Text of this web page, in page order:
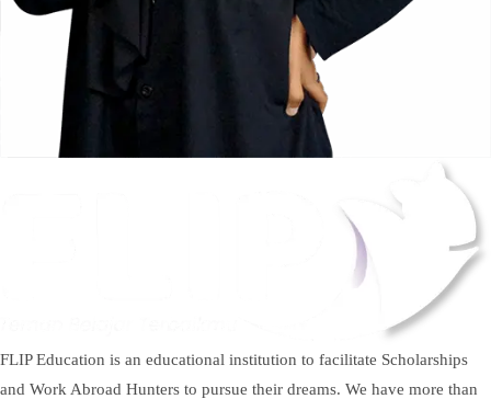
FLIP Education is an educational institution to facilitate Scholarships
and Work Abroad Hunters to pursue their dreams. We have more than